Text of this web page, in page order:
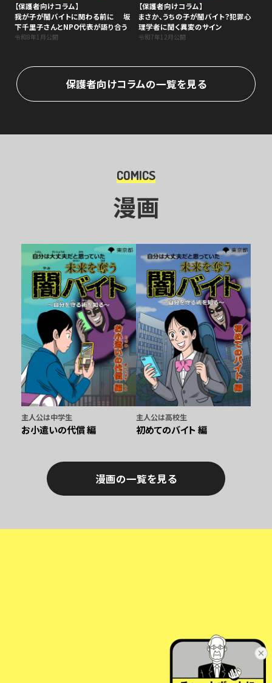
【保護者向けコラム】
我が子が闇バイトに関わる前に 坂
下千里子さんとNPO代表が語り合う
令和8年1月公開
【保護者向けコラム】
まさか、うちの子が闇バイト？犯罪心
理学者に聞く異変のサイン
令和7年12月公開
保護者向けコラムの一覧を見る
COMICS
漫画
主人公は中学生
お小遣いの代償 編
主人公は高校生
初めてのバイト 編
漫画の一覧を見る